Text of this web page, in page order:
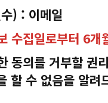
) : 이메일
수집일로부터 6개
동의를 거부할 권
할 수 없음을 알려